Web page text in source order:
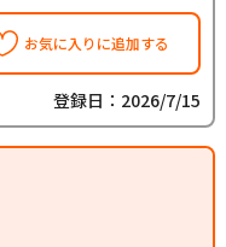
お気に入りに追加する
登録日：2026/7/15